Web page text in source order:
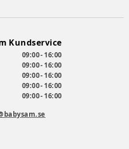
Kundservice
09:00 - 16:00
09:00 - 16:00
09:00 - 16:00
09:00 - 16:00
09:00 - 16:00